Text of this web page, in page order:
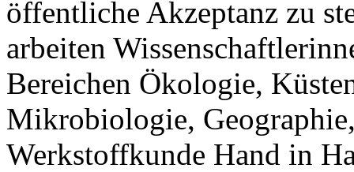
öffentliche Akzeptanz zu
arbeiten
Bereichen Ökologie,
Mikrobiologie,
Werkstoffkunde Hand in